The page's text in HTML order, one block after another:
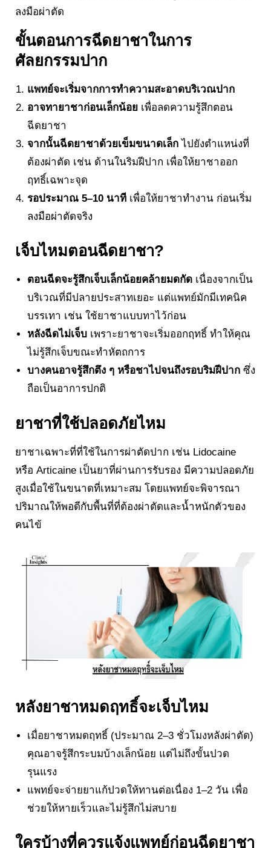
ลงมือผ่าตัด
ขั้นตอนการฉีดยาชาในการ
ศัลยกรรมปาก
แพทย์จะเริ่มจากการทำความสะอาดบริเวณปาก
อาจทายาชาก่อนเล็กน้อย เพื่อลดความรู้สึกตอน
ฉีดยาชา
จากนั้นฉีดยาชาด้วยเข็มขนาดเล็ก ไปยังตำแหน่งที่
ต้องผ่าตัด เช่น ด้านในริมฝีปาก เพื่อให้ยาชาออก
ฤทธิ์เฉพาะจุด
รอประมาณ 5–10 นาที เพื่อให้ยาชาทำงาน ก่อนเริ่ม
ลงมือผ่าตัดจริง
เจ็บไหมตอนฉีดยาชา?
ตอนฉีดจะรู้สึกเจ็บเล็กน้อยคล้ายมดกัด เนื่องจากเป็น
บริเวณที่มีปลายประสาทเยอะ แต่แพทย์มักมีเทคนิค
บรรเทา เช่น ใช้ยาชาแบบทาไว้ก่อน
หลังฉีดไม่เจ็บ เพราะยาชาจะเริ่มออกฤทธิ์ ทำให้คุณ
ไม่รู้สึกเจ็บขณะทำหัตถการ
บางคนอาจรู้สึกตึง ๆ หรือชาไปจนถึงรอบริมฝีปาก ซึ่ง
ถือเป็นอาการปกติ
ยาชาที่ใช้ปลอดภัยไหม
ยาชาเฉพาะที่ที่ใช้ในการผ่าตัดปาก เช่น Lidocaine
หรือ Articaine เป็นยาที่ผ่านการรับรอง มีความปลอดภัย
สูงเมื่อใช้ในขนาดที่เหมาะสม โดยแพทย์จะพิจารณา
ปริมาณให้พอดีกับพื้นที่ที่ต้องผ่าตัดและน้ำหนักตัวของ
คนไข้
หลังยาชาหมดฤทธิ์จะเจ็บไหม
เมื่อยาชาหมดฤทธิ์ (ประมาณ 2–3 ชั่วโมงหลังผ่าตัด)
คุณอาจรู้สึกระบมบ้างเล็กน้อย แต่ไม่ถึงขั้นปวด
รุนแรง
แพทย์จะจ่ายยาแก้ปวดให้ทานต่อเนื่อง 1–2 วัน เพื่อ
ช่วยให้หายเร็วและไม่รู้สึกไม่สบาย
ใครบ้างที่ควรแจ้งแพทย์ก่อนฉีดยาชา